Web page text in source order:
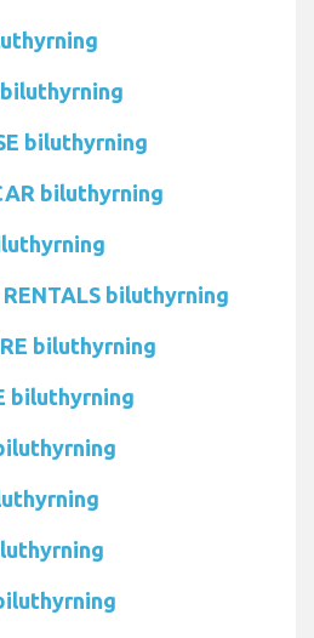
biluthyrning
biluthyrning
RENTALS biluthyrning
biluthyrning
biluthyrning